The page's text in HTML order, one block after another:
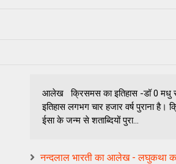
आलेख क्रिसमस का इतिहास -डॉ 0 मधु
इतिहास लगभग चार हजार वर्ष पुराना है।
ईसा के जन्म से शताब्दियों पुरा...
नन्‍दलाल भारती का आलेख - लघुकथा